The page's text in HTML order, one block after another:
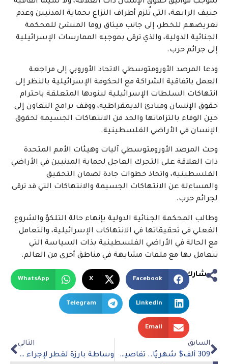
بموجب مواثيق حقوق الإنسان ذات العلاقة، ولا سيما اتفاقية
جنيف الرابعة، التي تُلزم أطراف النزاع بحماية المدنيين وعدم
تعريضهم للخطر، إلى جانب ميثاق روما المنشئ للمحكمة
الجنائية الدولية، والذي ترقى بموجبه الممارسات الإسرائيلية
إلى جرائم حرب.
ودعا المرصد الأورومتوسطي الاتحاد الأوروبي إلى مراجعة
العمل باتفاقية الشراكة مع الحكومة الإسرائيلية بالنظر إلى
انتهاكات السلطات الإسرائيلية لبنودها المتعلقة باحترام
حقوق الإنسان ومبادئ الديمقراطية، ووقف برامج التعاون إلى
حين الوفاء بالتزاماتها والحد من الانتهاكات الجسيمة لحقوق
الإنسان في الأراضي الفلسطينية.
وحث المرصد الأورومتوسطي آليات وهيئات الأمم المتحدة
ذات العلاقة على التحرك العاجل لحماية المدنيين في الأراضي
الفلسطينية، واتخاذ خطوات جادة لضمان التحقيق
والمساءلة عن الانتهاكات الجسيمة والانتهاكات التي قد ترقى
لجرائم حرب.
وطالب المحكمة الجنائية الدولية بإنهاء حالة التلكؤ والشروع
الفعلي في تحقيقاتها في الانتهاكات الإسرائيلية، والتعامل
مع الحالة في الأراضي الفلسطينية بذات السياسة التي
تتعامل بها مع ملفات مشابهة في مناطق أخرى من العالم.
شارك
Facebook
X
WhatsApp
LinkedIn
Telegram
Email
السابق
309 ألف$ شهريًا.. تفاصيل مثيرة عن بذخ إقامة رونالدو في السعودية
التالي
وساطة بارزة لقطر لإجراء محادثات نووية مع إيران